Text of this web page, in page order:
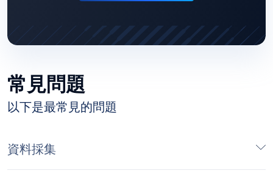
常見問題
以下是最常見的問題
資料採集